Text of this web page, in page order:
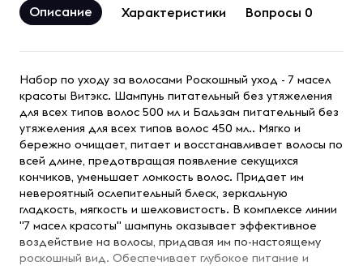
Описание Характеристики Вопросы 0
Набор по уходу за волосами Роскошный уход - 7 масел
красоты Витэкс. Шампунь питательный без утяжеления
для всех типов волос 500 мл и Бальзам питательный без
утяжеления для всех типов волос 450 мл.. Мягко и
бережно очищает, питает и восстанавливает волосы по
всей длине, предотвращая появление секущихся
кончиков, уменьшает ломкость волос. Придает им
невероятный ослепительный блеск, зеркальную
гладкость, мягкость и шелковистость. В комплексе линии
"7 масел красоты" шампунь оказывает эффективное
воздействие на волосы, придавая им по-настоящему
роскошный вид. Обеспечивает глубокое питание и